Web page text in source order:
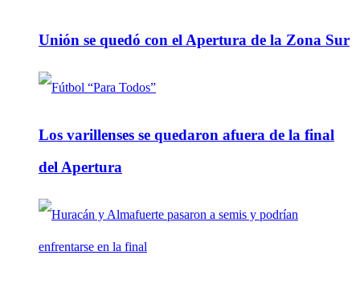
Unión se quedó con el Apertura de la Zona Sur
Los varillenses se quedaron afuera de la final
del Apertura